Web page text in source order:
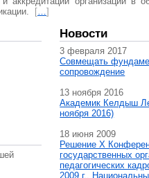
[…]
Новости
3 февраля 2017
Совмещать
сопровождение
13 ноября 2016
Академик Келдыш
ноября 2016)
18 июня 2009
Решение X
государственных
педагогических
2009 г.,